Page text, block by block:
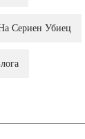
Сериен Убиец